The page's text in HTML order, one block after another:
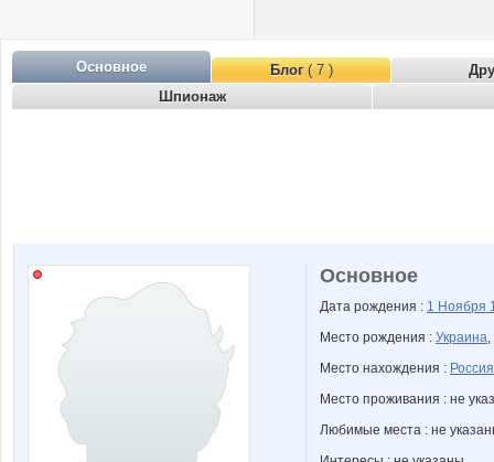
Основное Блог( 7 )
Шпионаж
Основное
Дата рождения : 1 Ноября
Место рождения : Украина,
Место нахождения : Россия
Место проживания : не
Любимые места : не